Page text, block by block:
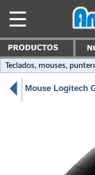
Teclados, mouses,
Mouse Logitech